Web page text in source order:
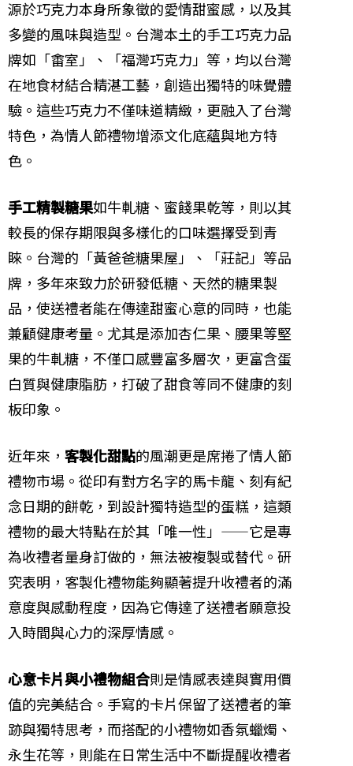
源於巧克力本身所象徵的愛情甜蜜感，以及其
多變的風味與造型。台灣本土的手工巧克力品
牌如「畬室」、「福灣巧克力」等，均以台灣
在地食材結合精湛工藝，創造出獨特的味覺體
驗。這些巧克力不僅味道精緻，更融入了台灣
特色，為情人節禮物增添文化底蘊與地方特
色。
手工精製糖果如牛軋糖、蜜餞果乾等，則以其
較長的保存期限與多樣化的口味選擇受到青
睞。台灣的「黃爸爸糖果屋」、「莊記」等品
牌，多年來致力於研發低糖、天然的糖果製
品，使送禮者能在傳達甜蜜心意的同時，也能
兼顧健康考量。尤其是添加杏仁果、腰果等堅
果的牛軋糖，不僅口感豐富多層次，更富含蛋
白質與健康脂肪，打破了甜食等同不健康的刻
板印象。
近年來， 客製化甜點的風潮更是席捲了情人節
禮物市場。從印有對方名字的馬卡龍、刻有紀
念日期的餅乾，到設計獨特造型的蛋糕，這類
禮物的最大特點在於其「唯一性」——它是專
為收禮者量身訂做的，無法被複製或替代。研
究表明，客製化禮物能夠顯著提升收禮者的滿
意度與感動程度，因為它傳達了送禮者願意投
入時間與心力的深厚情感。
心意卡片與小禮物組合則是情感表達與實用價
值的完美結合。手寫的卡片保留了送禮者的筆
跡與獨特思考，而搭配的小禮物如香氛蠟燭、
永生花等，則能在日常生活中不斷提醒收禮者